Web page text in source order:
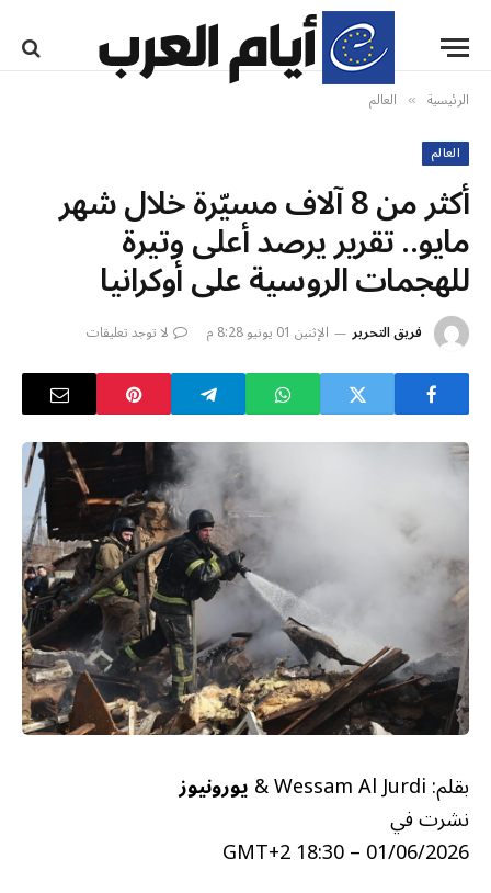
الرئيسية » العالم
العالم
أكثر من 8 آلاف مسيّرة خلال شهر
مايو.. تقرير يرصد أعلى وتيرة
للهجمات الروسية على أوكرانيا
فريق التحرير الإثنين 01 يونيو 8:28 م لا توجد تعليقات
بقلم: Wessam Al Jurdi & يورونيوز
نشرت في
01/06/2026 – 18:30 GMT+2